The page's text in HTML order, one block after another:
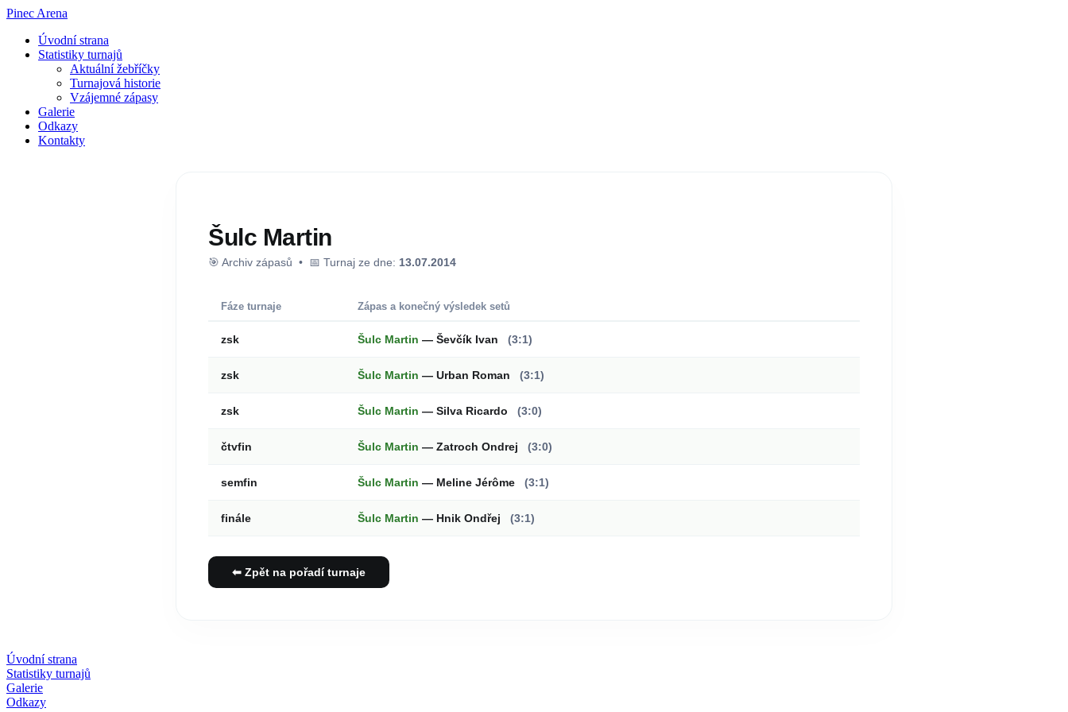
Pinec Arena
Úvodní strana
Statistiky turnajů
Aktuální žebříčky
Turnajová historie
Vzájemné zápasy
Galerie
Odkazy
Kontakty
Šulc Martin
🎯 Archiv zápasů • 📅 Turnaj ze dne: 13.07.2014
Fáze turnaje Zápas a konečný výsledek setů
zsk Šulc Martin — Ševčík Ivan (3:1)
zsk Šulc Martin — Urban Roman (3:1)
zsk Šulc Martin — Silva Ricardo (3:0)
čtvfin Šulc Martin — Zatroch Ondrej (3:0)
semfin Šulc Martin — Meline Jérôme (3:1)
finále Šulc Martin — Hnik Ondřej (3:1)
⬅ Zpět na pořadí turnaje
Úvodní strana
Statistiky turnajů
Galerie
Odkazy